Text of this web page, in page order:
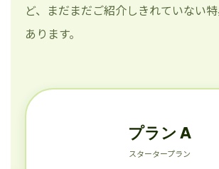
ど、まだまだご紹介しきれていない
あります。
プラン A
スタータープラン